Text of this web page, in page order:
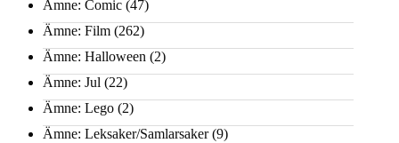
Ämne: Comic (47)
Ämne: Film (262)
Ämne: Halloween (2)
Ämne: Jul (22)
Ämne: Lego (2)
Ämne: Leksaker/Samlarsaker(9)